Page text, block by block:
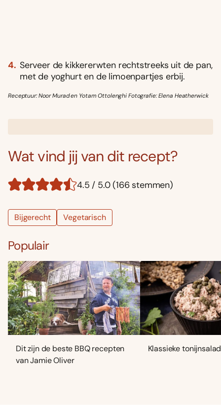
Serveer de kikkererwten rechtstreeks uit de pan,
met de yoghurt en de limoenpartjes erbij.
Receptuur: Noor Murad en Yotam Ottolenghi Fotografie: Elena Heatherwick
Wat vind jij van dit recept?
4.5 / 5.0 (166 stemmen)
Bijgerecht Vegetarisch
Populair
Dit zijn de beste BBQ recepten
van Jamie Oliver
Klassieke